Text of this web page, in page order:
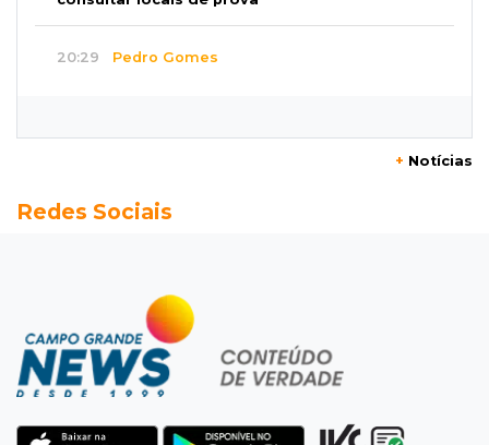
20:29 Pedro Gomes
Pantanal treina em Goiânia antes de jogo que
Campeonato Brasileiro
Remo busca empate com Atlético-MG e segue
na zona de rebaixamento
Defesa diz que preso suspeito de sequestro
+ Notícias
Redes Sociais